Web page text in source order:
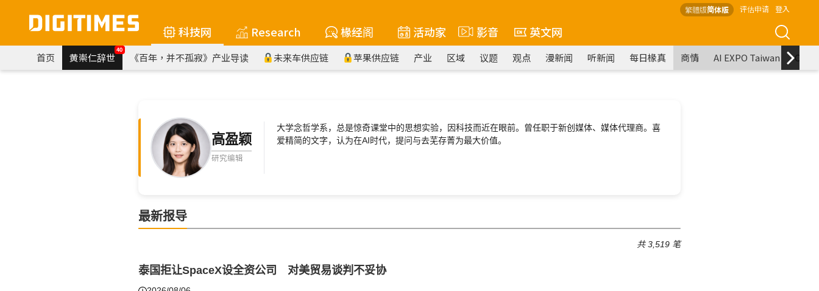
繁體版简体版 评估申请 登入
科技网 Research 椽经阁 活动家 影音 英文网
首页 黄崇仁辞世
40
《百年，并不孤寂》产业导读 未来车供应链 苹果供应链 产业 区域 议题 观点 漫新闻 听新闻 每日椽真 商情 AI EXPO Taiwan
高盈颖
研究编辑
大学念哲学系，总是惊奇课堂中的思想实验，因科技而近在眼前。曾任职于新创媒体、媒体代理商。喜
爱精简的文字，认为在AI时代，提问与去芜存菁为最大价值。
最新报导
共 3,519 笔
泰国拒让SpaceX设全资公司 对美贸易谈判不妥协